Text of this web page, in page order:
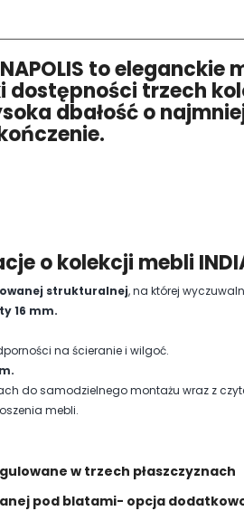
to
dostępności trzech
dbałość o
o kolekcji mebli
strukturalnej, na której
16 mm.
na ścieranie i wilgoć.
do samodzielnego montażu wraz z
mebli.
w trzech płaszczyznach
pod blatami- opcja